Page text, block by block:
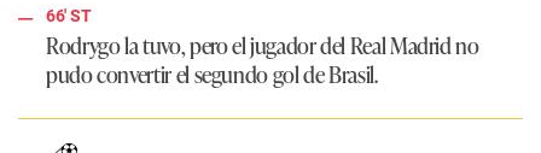
66' ST
Rodrygo la tuvo, pero el jugador del Real Madrid no
pudo convertir el segundo gol de Brasil.